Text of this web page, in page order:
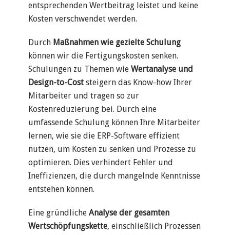
entsprechenden Wertbeitrag leistet und keine
Kosten verschwendet werden.
Durch Maßnahmen wie gezielte Schulung
können wir die Fertigungskosten senken.
Schulungen zu Themen wie Wertanalyse und
Design-to-Cost steigern das Know-how Ihrer
Mitarbeiter und tragen so zur
Kostenreduzierung bei. Durch eine
umfassende Schulung können Ihre Mitarbeiter
lernen, wie sie die ERP-Software effizient
nutzen, um Kosten zu senken und Prozesse zu
optimieren. Dies verhindert Fehler und
Ineffizienzen, die durch mangelnde Kenntnisse
entstehen können.
Eine gründliche Analyse der gesamten
Wertschöpfungskette, einschließlich Prozessen